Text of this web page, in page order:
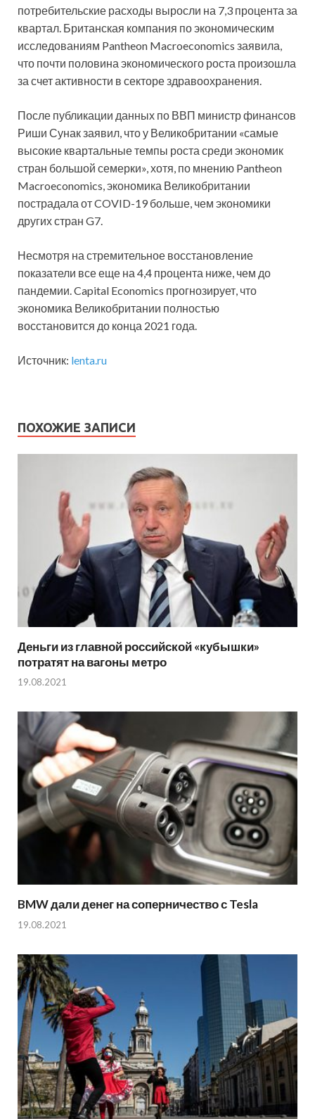
потребительские расходы выросли на 7,3 процента за
квартал. Британская компания по экономическим
исследованиям Pantheon Macroeconomics заявила,
что почти половина экономического роста произошла
за счет активности в секторе здравоохранения.
После публикации данных по ВВП министр финансов
Риши Сунак заявил, что у Великобритании «самые
высокие квартальные темпы роста среди экономик
стран большой семерки», хотя, по мнению Pantheon
Macroeconomics, экономика Великобритании
пострадала от COVID-19 больше, чем экономики
других стран G7.
Несмотря на стремительное восстановление
показатели все еще на 4,4 процента ниже, чем до
пандемии. Capital Economics прогнозирует, что
экономика Великобритании полностью
восстановится до конца 2021 года.
Источник: lenta.ru
ПОХОЖИЕ ЗАПИСИ
Деньги из главной российской «кубышки»
потратят на вагоны метро
19.08.2021
BMW дали денег на соперничество с Tesla
19.08.2021